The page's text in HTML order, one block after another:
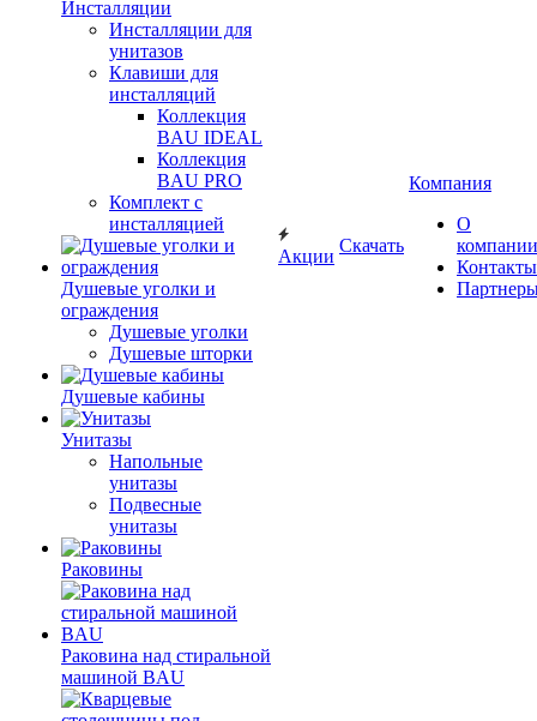
Инсталляции
Инсталляции для
унитазов
Клавиши для
инсталляций
Коллекция
BAU IDEAL
Коллекция
BAU PRO
Комплект с
инсталляцией
Душевые уголки и
ограждения
Душевые уголки
Душевые шторки
Душевые кабины
Унитазы
Напольные
унитазы
Подвесные
унитазы
Раковины
Раковина над стиральной
машиной BAU
Акции
Скачать
Компания
О
компании
Контакты